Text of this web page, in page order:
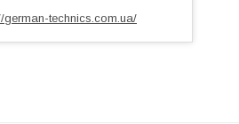
german-technics.com.ua/